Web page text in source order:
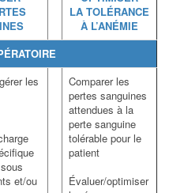
LA TOLÉRANCE
À L’ANÉMIE
les
et/ou
Comparer les
pertes sanguines
attendues à la
perte sanguine
tolérable pour le
patient
Évaluer/optimiser